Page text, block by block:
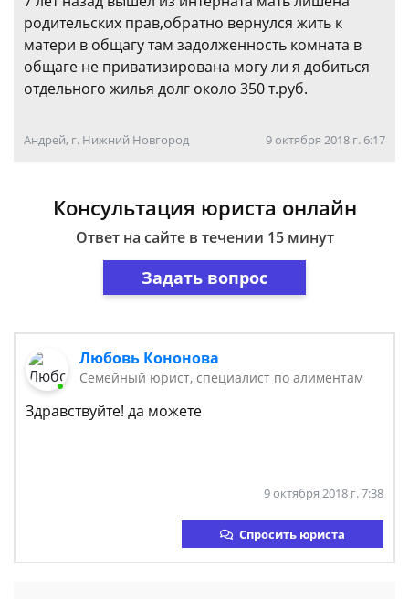
родительских прав,обратно вернулся жить к
матери в общагу там задолженность комната в
общаге не приватизирована могу ли я добиться
отдельного жилья долг около 350 т.руб.
Андрей, г. Нижний Новгород 9 октября 2018 г. 6:17
Консультация юриста онлайн
Ответ на сайте в течении 15 минут
Задать вопрос
Любовь Кононова
Семейный юрист, специалист по алиментам
Здравствуйте! да можете
9 октября 2018 г. 7:38
Спросить юриста